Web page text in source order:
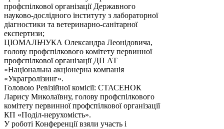
профспілкової організації Державного
науково-дослідного інституту з лабораторної
діагностики та ветеринарно-санітарної
експертизи;
ЦІОМАЛЬЧУКА Олександра Леонідовича,
голову профспілкового комітету первинної
профспілкової організації ДП АТ
«Національна акціонерна компанія
«Украгролізинг».
Головою Ревізійної комісії: СТАСЕНОК
Ларису Миколаївну, голову профспілкового
комітету первинної профспілкової організації
КП «Поділ-нерухомість».
У роботі Конференції взяли участь і